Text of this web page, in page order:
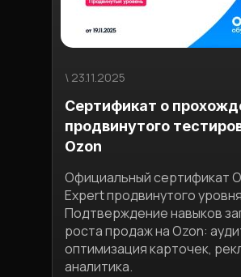
\ 23.11.2025
Сертификат о
продвинутого
Ozon
Официальный сертификат
Expert продвинутого
Подтверждение навыков
роста продаж на Ozon:
оптимизация карточек,
аналитика.